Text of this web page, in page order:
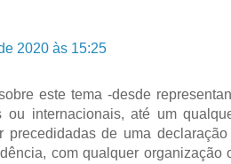
2020 às 15:25
este tema -desde
ou internacionais, até um
precedidadas de uma
com qualquer organização